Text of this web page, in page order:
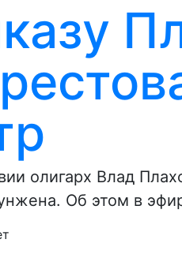
олигарх Влад
Об этом в